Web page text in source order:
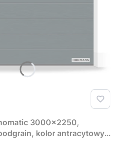
3000x2250,
kolor antracytowy
Z